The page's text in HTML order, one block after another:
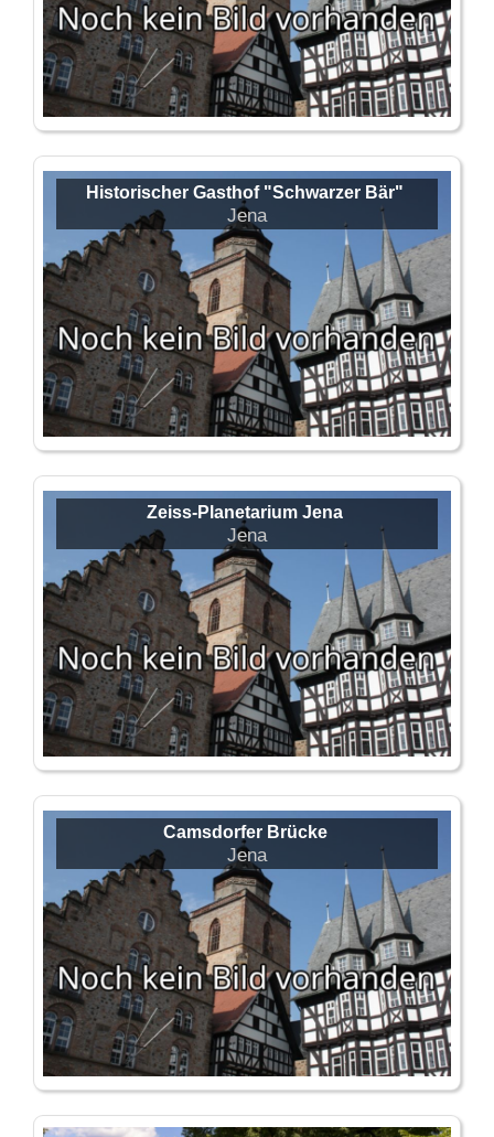
Historischer Gasthof "Schwarzer Bär"
Jena
Zeiss-Planetarium Jena
Jena
Camsdorfer Brücke
Jena